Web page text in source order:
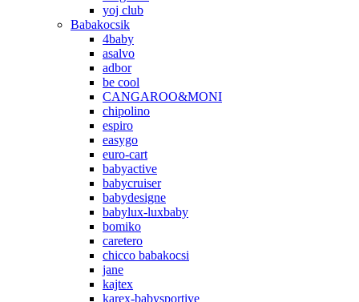
yoj club
Babakocsik
4baby
asalvo
adbor
be cool
CANGAROO&MONI
chipolino
espiro
easygo
euro-cart
babyactive
babycruiser
babydesigne
babylux-luxbaby
bomiko
caretero
chicco babakocsi
jane
kajtex
karex-babysportive